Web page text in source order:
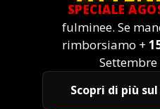
SPECIALE
fulminee. Se
rimborsiamo +
Scopri di più